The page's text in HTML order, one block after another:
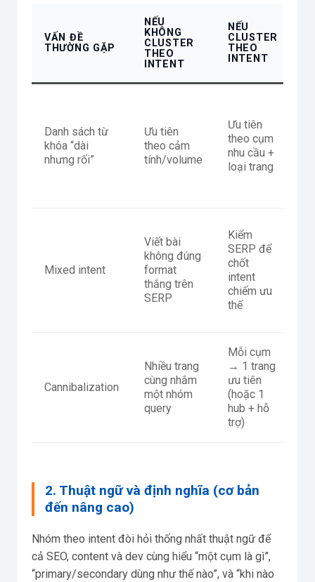
VẤN ĐỀ
THƯỜNG GẶP
NẾU
KHÔNG
CLUSTER
THEO
INTENT
NẾU
CLUSTER
THEO
INTENT
Danh sách từ
khóa “dài
nhưng rối”
Ưu tiên
theo cảm
tính/volume
Ưu tiên
theo cụm
nhu cầu +
loại trang
Mixed intent
Viết bài
không đúng
format
thắng trên
SERP
Kiểm
SERP để
chốt
intent
chiếm ưu
thế
Cannibalization
Nhiều trang
cùng nhắm
một nhóm
query
Mỗi cụm
→ 1 trang
ưu tiên
(hoặc 1
hub + hỗ
trợ)
2. Thuật ngữ và định nghĩa (cơ bản
đến nâng cao)
Nhóm theo intent đòi hỏi thống nhất thuật ngữ để
cả SEO, content và dev cùng hiểu “một cụm là gì”,
“primary/secondary dùng như thế nào”, và “khi nào